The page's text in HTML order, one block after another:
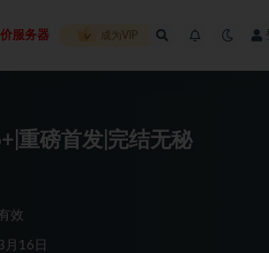
服务器 成为VIP
重磅首发|完结无秘
效
月16日